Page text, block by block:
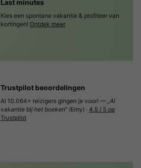
Last minutes
Kies een spontane vakantie & profiteer van
kortingen! Ontdek meer
Trustpilot beoordelingen
Al 10.064+ reizigers gingen je voor! — „Al
vakantie bij het boeken“ (Emy) · 4.5 / 5 op
Trustpilot